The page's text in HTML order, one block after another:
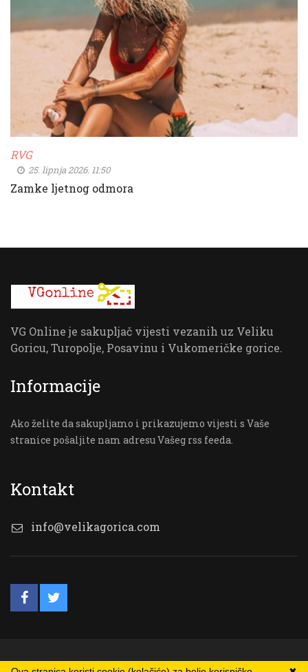
RVG
25. lipnja 2026. 11:50
Zamke ljetnog odmora
VG Online je sakupljač vijesti vezanih uz Veliku
Goricu, Turopolje, Posavinu i Vukomeričke gorice.
Informacije
Ako želite da sakupljamo i prikazujemo vijesti s Vaše
stranice pošaljite nam adresu Vašeg rss feeda.
Kontakt
info@velikagorica.com
© VG Online